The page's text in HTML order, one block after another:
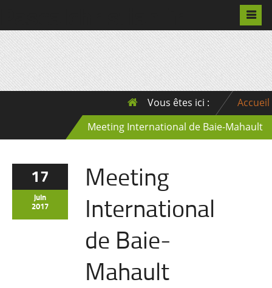
Vous êtes ici :
Accueil
Meeting International de Baie-Mahault
17
juin
2017
Meeting
International
de Baie-
Mahault